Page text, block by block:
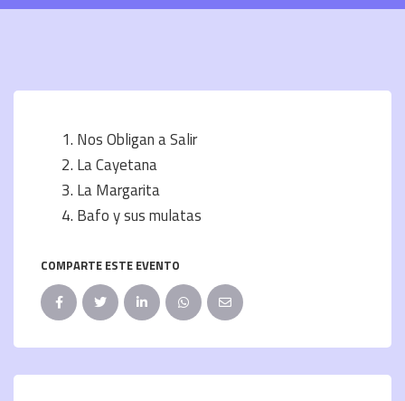
Nos Obligan a Salir
La Cayetana
La Margarita
Bafo y sus mulatas
COMPARTE ESTE EVENTO